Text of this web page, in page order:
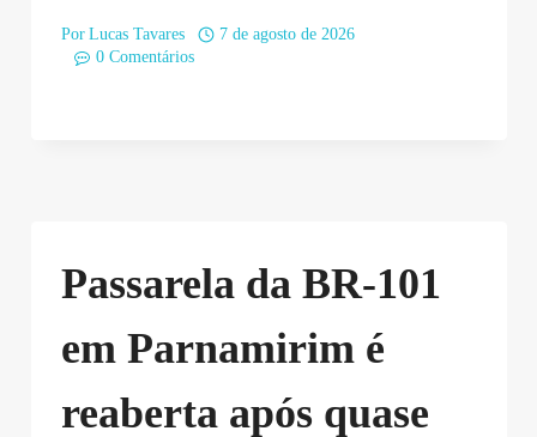
Por Lucas Tavares
7 de agosto de 2026
0 Comentários
Passarela da BR-101
em Parnamirim é
reaberta após quase